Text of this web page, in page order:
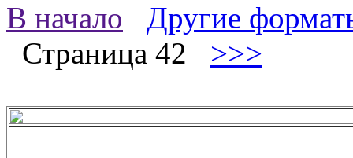
В начало
Другие
Страница 42 >>>